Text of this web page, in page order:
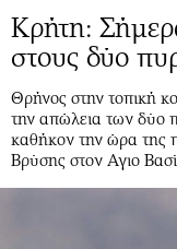
Κρήτη:
στους δύο
Θρήνος στην τοπική
την απώλεια των δύο
καθήκον την ώρα της
Βρύσης στον Αγιο